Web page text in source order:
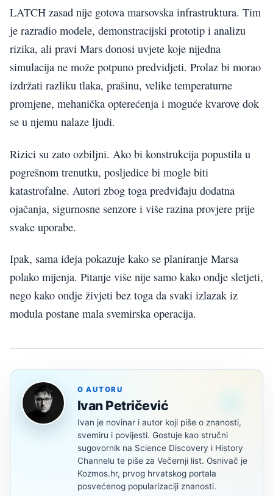
LATCH zasad nije gotova marsovska infrastruktura. Tim
je razradio modele, demonstracijski prototip i analizu
rizika, ali pravi Mars donosi uvjete koje nijedna
simulacija ne može potpuno predvidjeti. Prolaz bi morao
izdržati razliku tlaka, prašinu, velike temperaturne
promjene, mehanička opterećenja i moguće kvarove dok
se u njemu nalaze ljudi.
Rizici su zato ozbiljni. Ako bi konstrukcija popustila u
pogrešnom trenutku, posljedice bi mogle biti
katastrofalne. Autori zbog toga predviđaju dodatna
ojačanja, sigurnosne senzore i više razina provjere prije
svake uporabe.
Ipak, sama ideja pokazuje kako se planiranje Marsa
polako mijenja. Pitanje više nije samo kako ondje sletjeti,
nego kako ondje živjeti bez toga da svaki izlazak iz
modula postane mala svemirska operacija.
O AUTORU
Ivan Petričević
Ivan je novinar i autor koji piše o znanosti,
svemiru i povijesti. Gostuje kao stručni
sugovornik na Science Discovery i History
Channelu te piše za Večernji list. Osnivač je
Kozmos.hr, prvog hrvatskog portala
posvećenog popularizaciji znanosti.